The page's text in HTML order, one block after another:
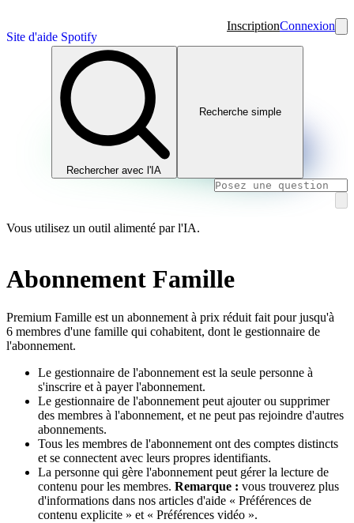
Site d'aide Spotify
InscriptionConnexion
Rechercher avec l'IA
Recherche simple
Vous utilisez un outil alimenté par l'IA.
Abonnement Famille
Premium Famille est un abonnement à prix réduit fait pour jusqu'à
6 membres d'une famille qui cohabitent, dont le gestionnaire de
l'abonnement.
Le gestionnaire de l'abonnement est la seule personne à
s'inscrire et à payer l'abonnement.
Le gestionnaire de l'abonnement peut ajouter ou supprimer
des membres à l'abonnement, et ne peut pas rejoindre d'autres
abonnements.
Tous les membres de l'abonnement ont des comptes distincts
et se connectent avec leurs propres identifiants.
La personne qui gère l'abonnement peut gérer la lecture de
contenu pour les membres. Remarque : vous trouverez plus
d'informations dans nos articles d'aide « Préférences de
contenu explicite » et « Préférences vidéo ».